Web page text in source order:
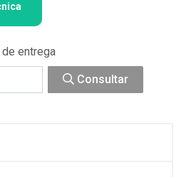
entrega
Consultar